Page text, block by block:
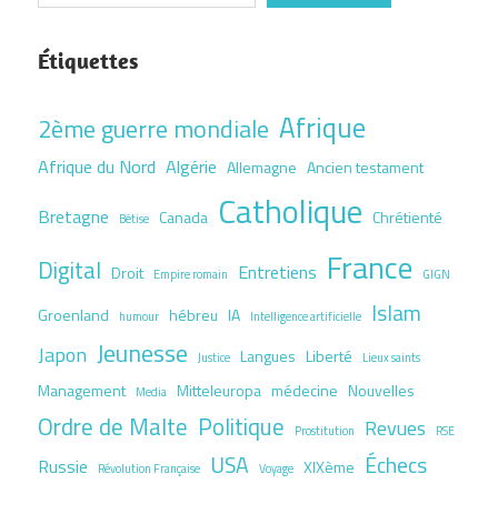
Étiquettes
2ème guerre mondiale Afrique
Afrique du Nord Algérie Allemagne Ancien testament
Bretagne Bêtise Canada Catholique Chrétienté
Digital Droit Empire romain Entretiens France GIGN
Groenland humour hébreu IA Intelligence artificielle Islam
Japon Jeunesse Justice Langues Liberté Lieux saints
Management Media Mitteleuropa médecine Nouvelles
Ordre de Malte Politique Prostitution Revues RSE
Russie Révolution Française USA Voyage XIXème Échecs